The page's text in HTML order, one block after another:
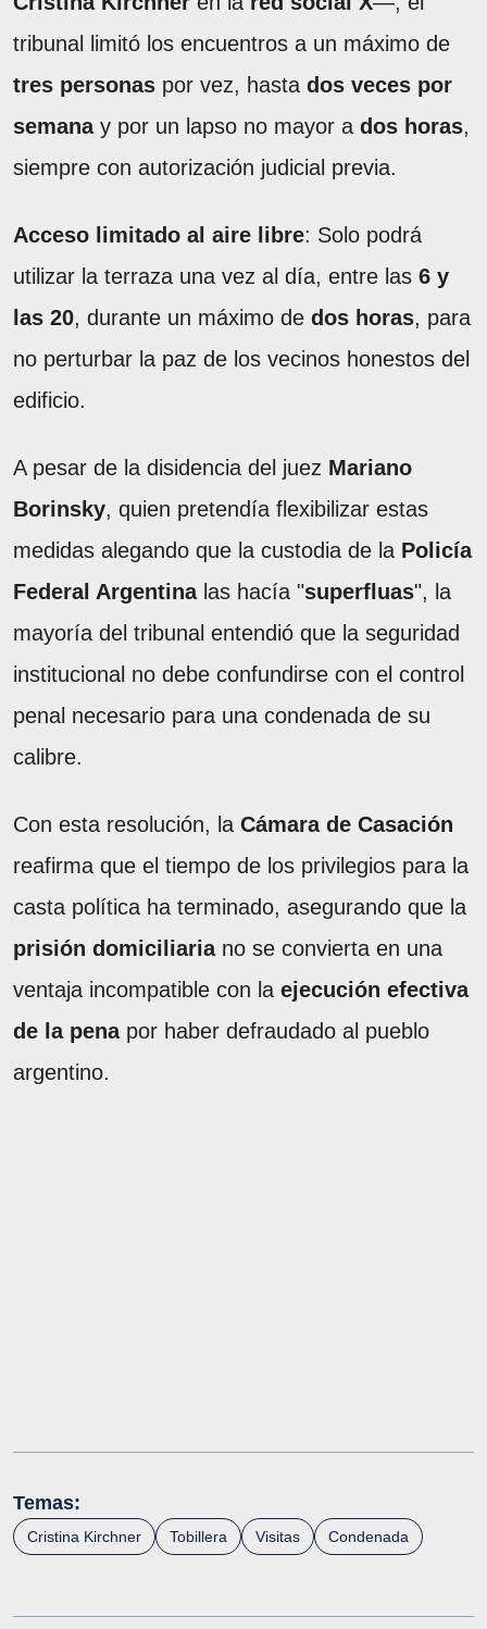
tribunal limitó los encuentros a un máximo de
tres personas por vez, hasta dos veces por
semanay por un lapso no mayor a dos horas,
siempre con autorización judicial previa.
Acceso limitado al aire libre: Solo podrá
utilizar la terraza una vez al día, entre las 6 y
las 20, durante un máximo de dos horas, para
no perturbar la paz de los vecinos honestos del
edificio.
A pesar de la disidencia del juez Mariano
Borinsky, quien pretendía flexibilizar estas
medidas alegando que la custodia de la Policía
Federal Argentinalas hacía "superfluas", la
mayoría del tribunal entendió que la seguridad
institucional no debe confundirse con el control
penal necesario para una condenada de su
calibre.
Con esta resolución, la Cámara de Casación
reafirma que el tiempo de los privilegios para la
casta política ha terminado, asegurando que la
prisión domiciliariano se convierta en una
ventaja incompatible con la ejecución efectiva
de la penapor haber defraudado al pueblo
argentino.
Temas:
Cristina Kirchner Tobillera Visitas Condenada